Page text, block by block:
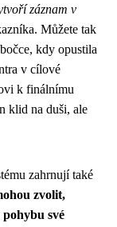
záznam v
Můžete tak
kdy opustila
v cílové
k finálnímu
klid na duši, ale
zahrnují také
zvolit,
své